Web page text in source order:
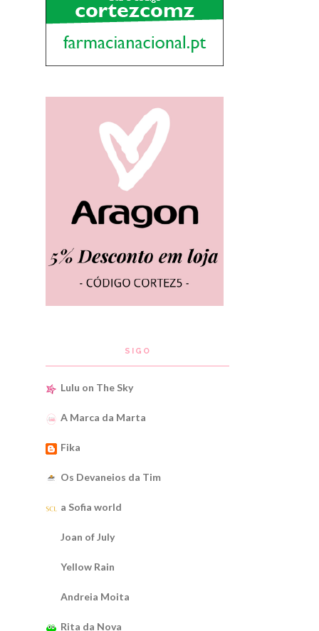
SIGO
Lulu on The Sky
A Marca da Marta
Fika
Os Devaneios da Tim
a Sofia world
Joan of July
Yellow Rain
Andreia Moita
Rita da Nova